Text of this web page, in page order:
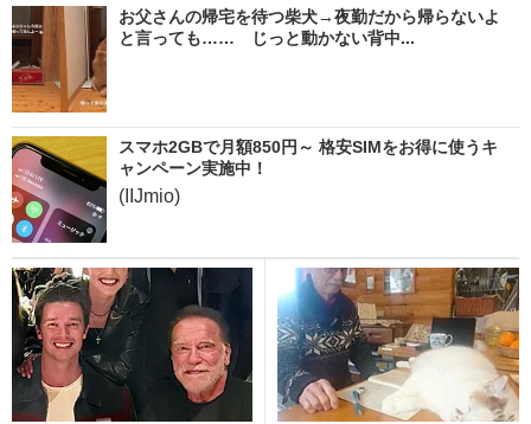
お父さんの帰宅を待つ柴犬→夜勤だから帰らないよ
と言っても…… じっと動かない背中...
スマホ2GBで月額850円～ 格安SIMをお得に使うキ
ャンペーン実施中！
(IIJmio)